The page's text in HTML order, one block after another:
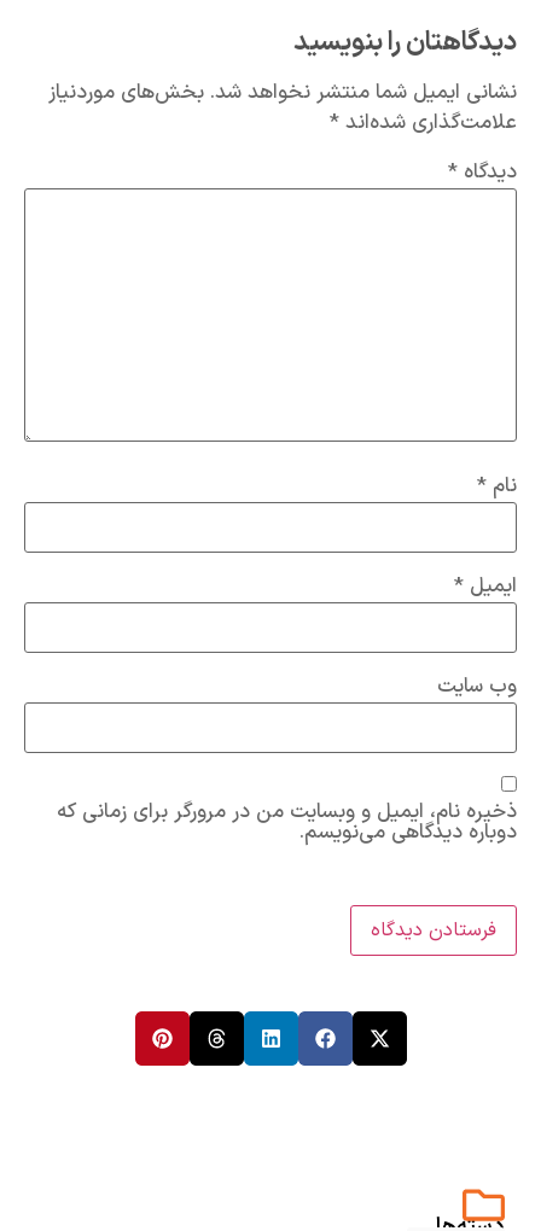
دیدگاهتان را بنویسید
نشانی ایمیل شما منتشر نخواهد شد. بخش‌های موردنیاز
علامت‌گذاری شده‌اند*
دیدگاه *
نام *
ایمیل *
وب‌ سایت
ذخیره نام، ایمیل و وبسایت من در مرورگر برای زمانی که
دوباره دیدگاهی می‌نویسم.